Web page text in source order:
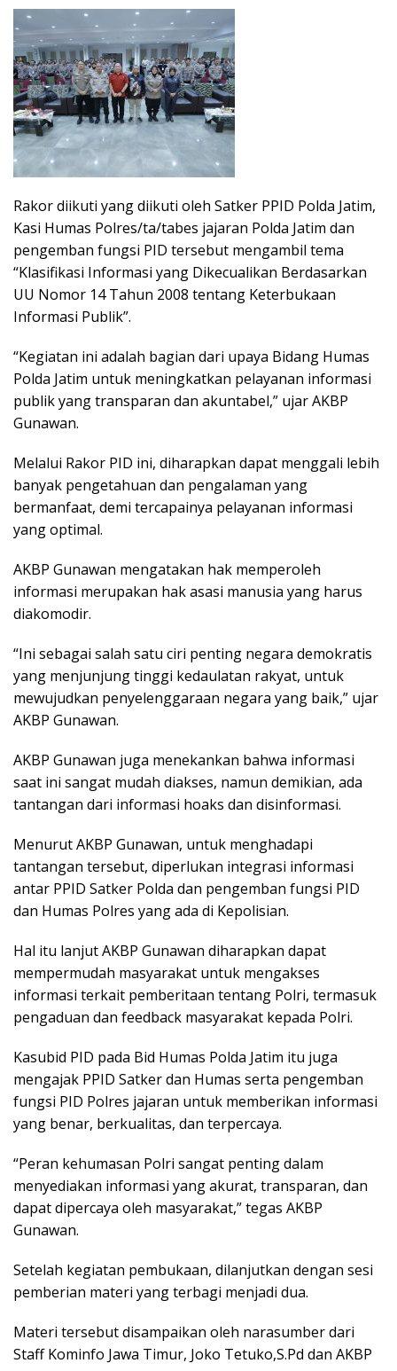
Rakor diikuti yang diikuti oleh Satker PPID Polda Jatim,
Kasi Humas Polres/ta/tabes jajaran Polda Jatim dan
pengemban fungsi PID tersebut mengambil tema
“Klasifikasi Informasi yang Dikecualikan Berdasarkan
UU Nomor 14 Tahun 2008 tentang Keterbukaan
Informasi Publik”.
“Kegiatan ini adalah bagian dari upaya Bidang Humas
Polda Jatim untuk meningkatkan pelayanan informasi
publik yang transparan dan akuntabel,” ujar AKBP
Gunawan.
Melalui Rakor PID ini, diharapkan dapat menggali lebih
banyak pengetahuan dan pengalaman yang
bermanfaat, demi tercapainya pelayanan informasi
yang optimal.
AKBP Gunawan mengatakan hak memperoleh
informasi merupakan hak asasi manusia yang harus
diakomodir.
“Ini sebagai salah satu ciri penting negara demokratis
yang menjunjung tinggi kedaulatan rakyat, untuk
mewujudkan penyelenggaraan negara yang baik,” ujar
AKBP Gunawan.
AKBP Gunawan juga menekankan bahwa informasi
saat ini sangat mudah diakses, namun demikian, ada
tantangan dari informasi hoaks dan disinformasi.
Menurut AKBP Gunawan, untuk menghadapi
tantangan tersebut, diperlukan integrasi informasi
antar PPID Satker Polda dan pengemban fungsi PID
dan Humas Polres yang ada di Kepolisian.
Hal itu lanjut AKBP Gunawan diharapkan dapat
mempermudah masyarakat untuk mengakses
informasi terkait pemberitaan tentang Polri, termasuk
pengaduan dan feedback masyarakat kepada Polri.
Kasubid PID pada Bid Humas Polda Jatim itu juga
mengajak PPID Satker dan Humas serta pengemban
fungsi PID Polres jajaran untuk memberikan informasi
yang benar, berkualitas, dan terpercaya.
“Peran kehumasan Polri sangat penting dalam
menyediakan informasi yang akurat, transparan, dan
dapat dipercaya oleh masyarakat,” tegas AKBP
Gunawan.
Setelah kegiatan pembukaan, dilanjutkan dengan sesi
pemberian materi yang terbagi menjadi dua.
Materi tersebut disampaikan oleh narasumber dari
Staff Kominfo Jawa Timur, Joko Tetuko,S.Pd dan AKBP